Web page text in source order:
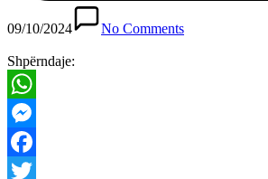
09/10/2024 No Comments
Shpërndaje:
WhatsApp
Messenger
Facebook